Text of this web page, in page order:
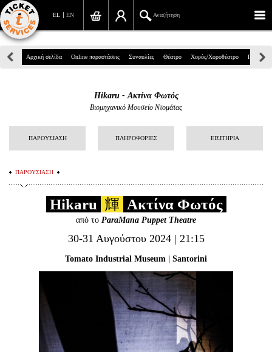
EN
EL Αναζήτηση
Πανεπιστημίου 39, Αθήνα
info@ticketservices.gr
Αναζήτηση
Σύνδεση/Εγγραφή
Αναζήτηση παραγγελίας
Προσωπικά Δεδομένα
Είσοδος διαχειριστή
Αρχική σελίδα Online παραστάσεις Συναυλίες Θέατρο Χορός/Χοροθέατρο Παιδικά
Hikaru - Ακτίνα Φωτός
Βιομηχανικό Μουσείο Ντομάτας
ΠΑΡΟΥΣΙΑΣΗ ΠΛΗΡΟΦΟΡΙΕΣ ΕΙΣΙΤΗΡΙΑ
ΠΑΡΟΥΣΙΑΣΗ
Hikaru 輝 Ακτίνα Φωτός
από το ParaMana Puppet Theatre
30-31 Αυγούστου 2024 | 21:15
Tomato Industrial Museum | Santorini